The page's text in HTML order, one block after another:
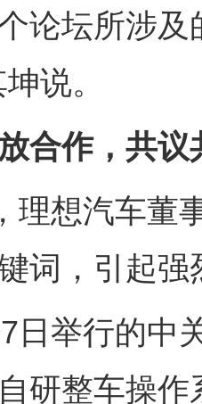
论坛所涉
说。
作，共议
想汽车董
词，引起强
举行的中关
研整车操